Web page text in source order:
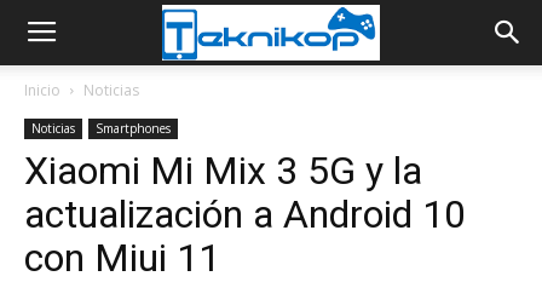
Inicio Noticias
Noticias Smartphones
Xiaomi Mi Mix 3 5G y la
actualización a Android 10
con Miui 11